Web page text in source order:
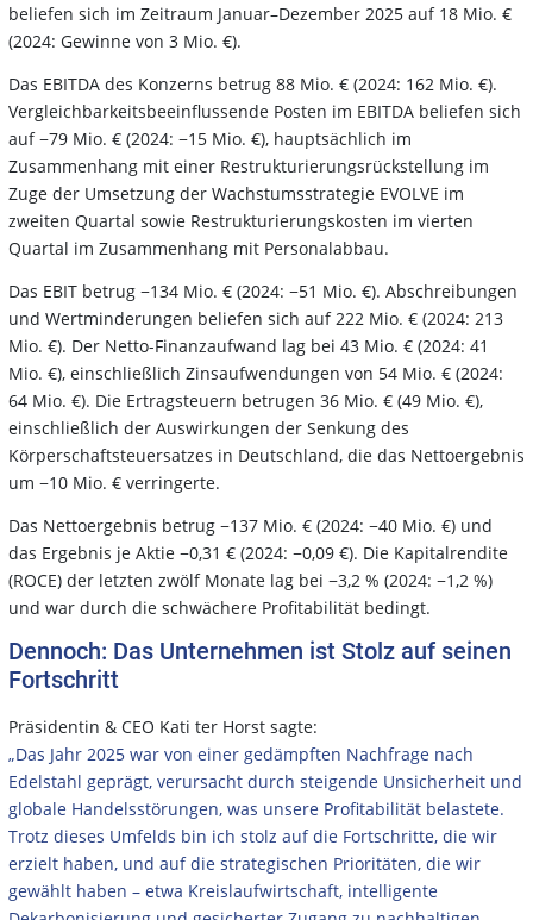
beliefen sich im Zeitraum Januar–Dezember 2025 auf 18 Mio. €
(2024: Gewinne von 3 Mio. €).
Das EBITDA des Konzerns betrug 88 Mio. € (2024: 162 Mio. €).
Vergleichbarkeitsbeeinflussende Posten im EBITDA beliefen sich
auf −79 Mio. € (2024: −15 Mio. €), hauptsächlich im
Zusammenhang mit einer Restrukturierungsrückstellung im
Zuge der Umsetzung der Wachstumsstrategie EVOLVE im
zweiten Quartal sowie Restrukturierungskosten im vierten
Quartal im Zusammenhang mit Personalabbau.
Das EBIT betrug −134 Mio. € (2024: −51 Mio. €). Abschreibungen
und Wertminderungen beliefen sich auf 222 Mio. € (2024: 213
Mio. €). Der Netto-Finanzaufwand lag bei 43 Mio. € (2024: 41
Mio. €), einschließlich Zinsaufwendungen von 54 Mio. € (2024:
64 Mio. €). Die Ertragsteuern betrugen 36 Mio. € (49 Mio. €),
einschließlich der Auswirkungen der Senkung des
Körperschaftsteuersatzes in Deutschland, die das Nettoergebnis
um −10 Mio. € verringerte.
Das Nettoergebnis betrug −137 Mio. € (2024: −40 Mio. €) und
das Ergebnis je Aktie −0,31 € (2024: −0,09 €). Die Kapitalrendite
(ROCE) der letzten zwölf Monate lag bei −3,2 % (2024: −1,2 %)
und war durch die schwächere Profitabilität bedingt.
Dennoch: Das Unternehmen ist Stolz auf seinen
Fortschritt
Präsidentin & CEO Kati ter Horst sagte:
„Das Jahr 2025 war von einer gedämpften Nachfrage nach
Edelstahl geprägt, verursacht durch steigende Unsicherheit und
globale Handelsstörungen, was unsere Profitabilität belastete.
Trotz dieses Umfelds bin ich stolz auf die Fortschritte, die wir
erzielt haben, und auf die strategischen Prioritäten, die wir
gewählt haben – etwa Kreislaufwirtschaft, intelligente